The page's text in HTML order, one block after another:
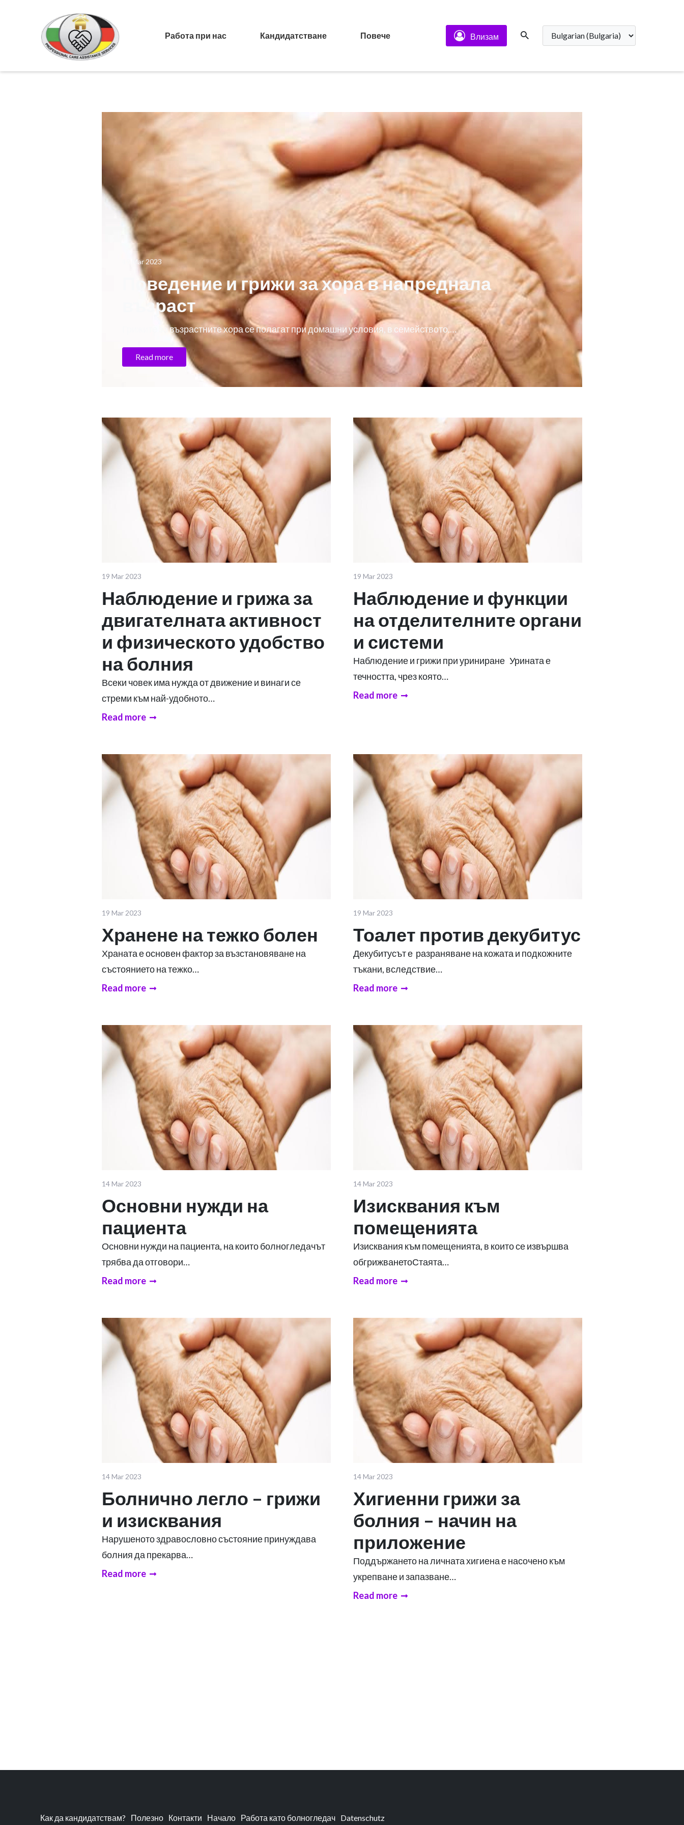
Работа при нас Кандидатстване Повече Влизам
19 Mar 2023
Поведение и грижи за хора в напреднала
възраст
Грижите за възрастните хора се полагат при домашни условия, в семейството,…
Read more
19 Mar 2023
Наблюдение и грижа за
двигателната активност
и физическото удобство
на болния
Всеки човек има нужда от движение и винаги се
стреми към най-удобното…
Read more
19 Mar 2023
Наблюдение и функции
на отделителните органи
и системи
Наблюдение и грижи при уриниране Урината е
течността, чрез която…
Read more
19 Mar 2023
Хранене на тежко болен
Храната е основен фактор за възстановяване на
състоянието на тежко…
Read more
19 Mar 2023
Тоалет против декубитус
Декубитусът е разраняване на кожата и подкожните
тъкани, вследствие…
Read more
14 Mar 2023
Основни нужди на
пациента
Основни нужди на пациента, на които болногледачът
трябва да отговори…
Read more
14 Mar 2023
Изисквания към
помещенията
Изисквания към помещенията, в които се извършва
обгрижванетоСтаята…
Read more
14 Mar 2023
Болнично легло – грижи
и изисквания
Нарушеното здравословно състояние принуждава
болния да прекарва…
Read more
14 Mar 2023
Хигиенни грижи за
болния – начин на
приложение
Поддържането на личната хигиена е насочено към
укрепване и запазване…
Read more
Как да кандидатствам? Полезно Контакти Начало Работа като болногледач Datenschutz